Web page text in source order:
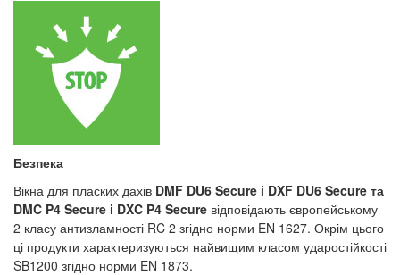
Безпека
Вікна для пласких дахів DMF DU6 Secure i DXF DU6 Secure та
DMC P4 Secure i DXC P4 Secure відповідають європейському
2 класу антизламності RC 2 згідно норми EN 1627. Окрім цього
ці продукти характеризуються найвищим класом ударостійкості
SB1200 згідно норми EN 1873.